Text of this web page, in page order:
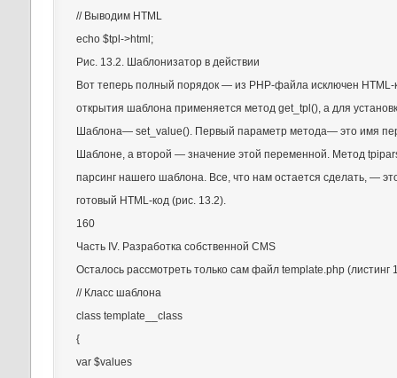
// Выводим HTML
echo $tpl->html;
Рис. 13.2. Шаблонизатор в действии
Вот теперь полный порядок — из PHP-файла исключен HTML-
открытия шаблона применяется метод get_tpl(), а для
Шаблона— set_value(). Первый параметр метода— это имя
Шаблоне, а второй — значение этой переменной. Метод
парсинг нашего шаблона. Все, что нам остается сделать, —
готовый HTML-код (рис. 13.2).
160
Часть IV. Разработка собственной CMS
Осталось рассмотреть только сам файл template.php (листинг
// Класс шаблона
class template__class
{
var $values